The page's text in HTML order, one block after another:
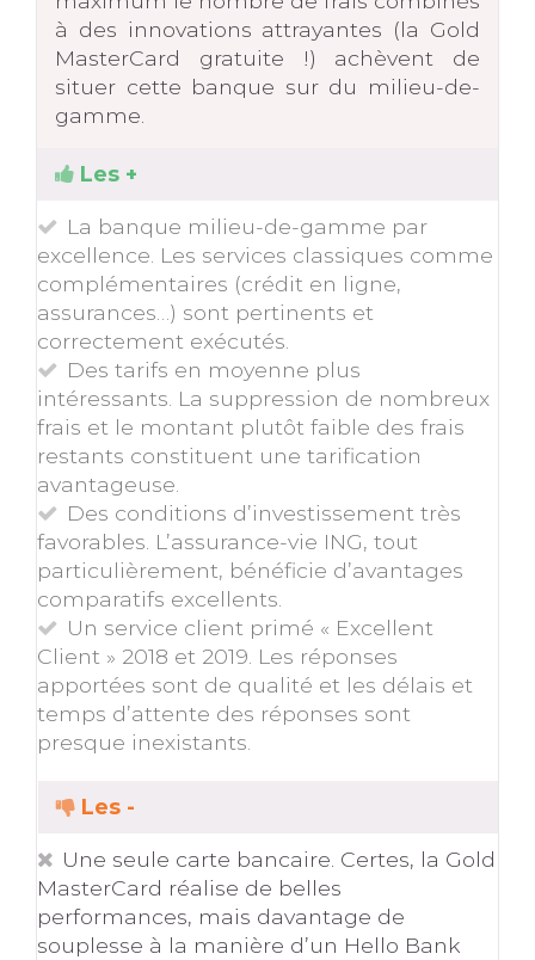
à des innovations attrayantes (la Gold
MasterCard gratuite !) achèvent de
situer cette banque sur du milieu-de-
gamme.
Les +
La banque milieu-de-gamme par
excellence. Les services classiques comme
complémentaires (crédit en ligne,
assurances…) sont pertinents et
correctement exécutés.
Des tarifs en moyenne plus
intéressants. La suppression de nombreux
frais et le montant plutôt faible des frais
restants constituent une tarification
avantageuse.
Des conditions d’investissement très
favorables. L’assurance-vie ING, tout
particulièrement, bénéficie d’avantages
comparatifs excellents.
Un service client primé « Excellent
Client » 2018 et 2019. Les réponses
apportées sont de qualité et les délais et
temps d’attente des réponses sont
presque inexistants.
Les -
Une seule carte bancaire. Certes, la Gold
MasterCard réalise de belles
performances, mais davantage de
souplesse à la manière d’un Hello Bank